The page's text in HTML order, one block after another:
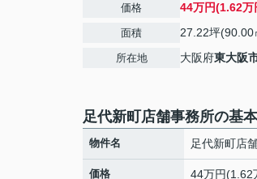
価格 44万円(1.62万
面積 27.22坪(90.00
所在地 大阪府東大阪
足代新町店舗事務所の基
物件名 足代新町店
価格 44万円(1.62